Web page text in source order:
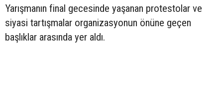
Yarışmanın final gecesinde yaşanan protestolar ve
siyasi tartışmalar organizasyonun önüne geçen
başlıklar arasında yer aldı.